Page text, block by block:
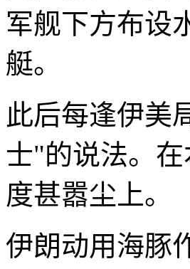
军舰下方布设
艇。
此后每逢伊美
士"的说法。
度甚嚣尘上。
伊朗动用海豚